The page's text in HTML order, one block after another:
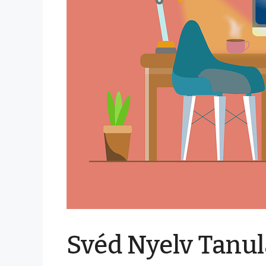
Svéd Nyelv